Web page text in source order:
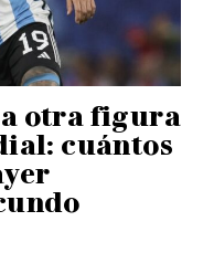
otra figura
cuántos